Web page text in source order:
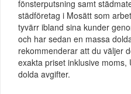
fönsterputsning samt
städföretag i Mosätt som
tyvärr ibland sina kunder
och har sedan en massa
rekommenderar att du väljer
exakta priset inklusive moms,
dolda avgifter.